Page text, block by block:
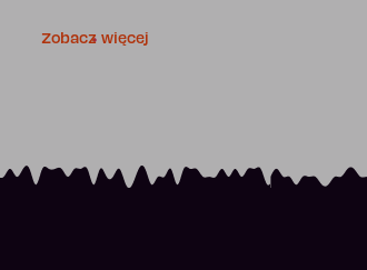
Zobacz więcej